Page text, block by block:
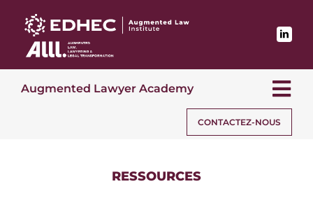
contenu
Augmented Lawyer Academy
MODÈLE DE COMPÉTENCES
CONTACTEZ-NOUS
RESSOURCES